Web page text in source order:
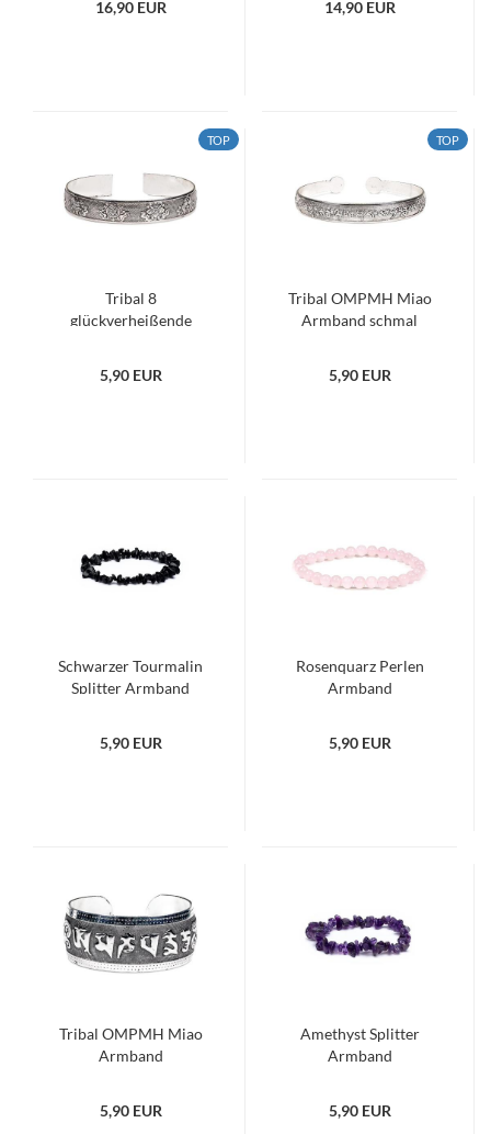
16,90 EUR 14,90 EUR
TOP
Tribal 8
glückverheißende
5,90 EUR
TOP
Tribal OMPMH Miao
Armband schmal
5,90 EUR
Schwarzer Tourmalin
Splitter Armband
5,90 EUR
Rosenquarz Perlen
Armband
5,90 EUR
Tribal OMPMH Miao
Armband
5,90 EUR
Amethyst Splitter
Armband
5,90 EUR